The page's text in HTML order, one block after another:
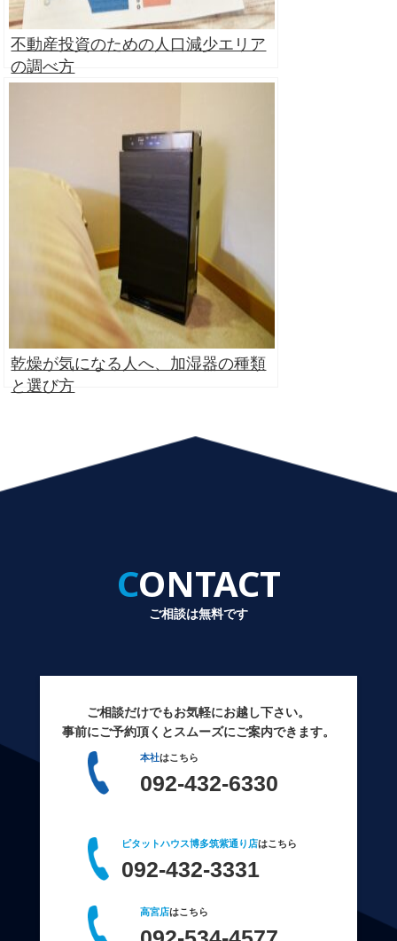
不動産投資のための人口減少エリア
の調べ方
乾燥が気になる人へ、加湿器の種類
と選び方
CONTACT
ご相談は無料です
ご相談だけでもお気軽にお越し下さい。
事前にご予約頂くとスムーズにご案内できます。
本社はこちら
092-432-6330
ピタットハウス博多筑紫通り店はこちら
092-432-3331
高宮店はこちら